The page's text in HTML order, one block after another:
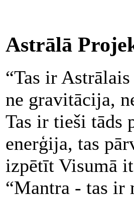
Astrālā
“Tas ir
ne gravitācija,
Tas ir tieši tāds
enerģija, tas
izpētīt Visumā
“Mantra - tas ir